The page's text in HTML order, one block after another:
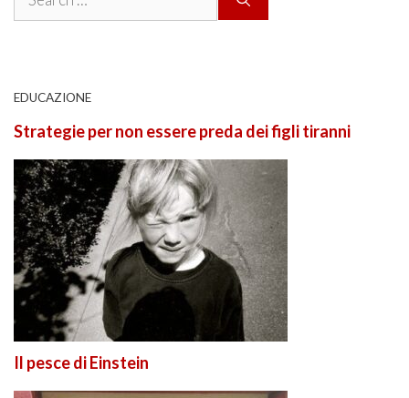
EDUCAZIONE
Strategie per non essere preda dei figli tiranni
Il pesce di Einstein